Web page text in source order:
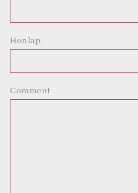
Honlap
Comment